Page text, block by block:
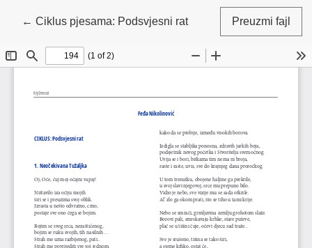
←Povratak na detalje članka
Ciklus pjesama: Podsvjesni rat Preuzmi fajl